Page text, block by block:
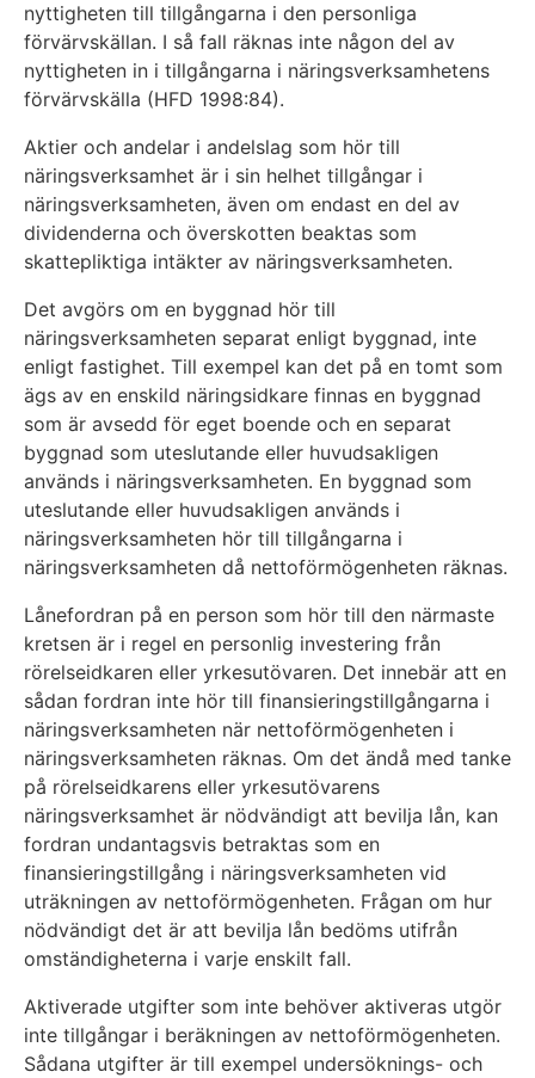
nyttigheten till tillgångarna i den personliga
förvärvskällan. I så fall räknas inte någon del av
nyttigheten in i tillgångarna i näringsverksamhetens
förvärvskälla (HFD 1998:84).
Aktier och andelar i andelslag som hör till
näringsverksamhet är i sin helhet tillgångar i
näringsverksamheten, även om endast en del av
dividenderna och överskotten beaktas som
skattepliktiga intäkter av näringsverksamheten.
Det avgörs om en byggnad hör till
näringsverksamheten separat enligt byggnad, inte
enligt fastighet. Till exempel kan det på en tomt som
ägs av en enskild näringsidkare finnas en byggnad
som är avsedd för eget boende och en separat
byggnad som uteslutande eller huvudsakligen
används i näringsverksamheten. En byggnad som
uteslutande eller huvudsakligen används i
näringsverksamheten hör till tillgångarna i
näringsverksamheten då nettoförmögenheten räknas.
Lånefordran på en person som hör till den närmaste
kretsen är i regel en personlig investering från
rörelseidkaren eller yrkesutövaren. Det innebär att en
sådan fordran inte hör till finansieringstillgångarna i
näringsverksamheten när nettoförmögenheten i
näringsverksamheten räknas. Om det ändå med tanke
på rörelseidkarens eller yrkesutövarens
näringsverksamhet är nödvändigt att bevilja lån, kan
fordran undantagsvis betraktas som en
finansieringstillgång i näringsverksamheten vid
uträkningen av nettoförmögenheten. Frågan om hur
nödvändigt det är att bevilja lån bedöms utifrån
omständigheterna i varje enskilt fall.
Aktiverade utgifter som inte behöver aktiveras utgör
inte tillgångar i beräkningen av nettoförmögenheten.
Sådana utgifter är till exempel undersöknings- och